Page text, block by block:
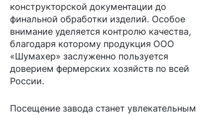
конструкторской документации до
финальной обработки изделий. Особое
внимание уделяется контролю качества,
благодаря которому продукция ООО
«Шумахер» заслуженно пользуется
доверием фермерских хозяйств по всей
России.
Посещение завода станет увлекательным